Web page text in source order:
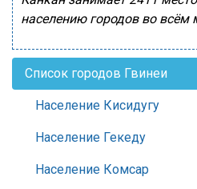
населению городов во всём
Список городов Гвинеи
Население Кисидугу
Население Гекеду
Население Комсар